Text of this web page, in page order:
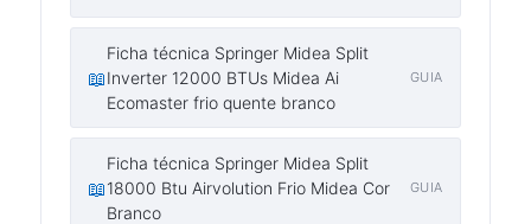
📖
Ficha técnica Springer Midea Split
Inverter 12000 BTUs Midea Ai
Ecomaster frio quente branco
GUIA
📖
Ficha técnica Springer Midea Split
18000 Btu Airvolution Frio Midea Cor
Branco
GUIA